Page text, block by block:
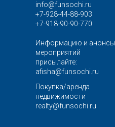
info@funsochi.ru
+7-928-44-88-903
+7-918-90-90-770
Информацию и анонсы
мероприятий
присылайте:
afisha@funsochi.ru
Покупка/аренда
недвижимости
realty@funsochi.ru